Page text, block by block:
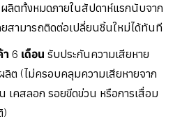
ลิตทั้งหมดภายในสัปดาห์แรกนับจาก
สามารถติดต่อเปลี่ยนชิ้นใหม่ได้ทันที
6 เดือน รับประกันความเสียหาย
ลิต (ไม่ครอบคลุมความเสียหายจาก
เคสลอก รอยขีดข่วน หรือการเสื่อม
)